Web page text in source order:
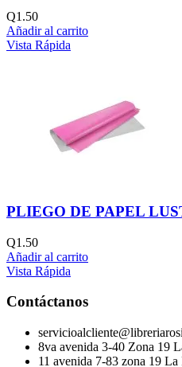
Q1.50
Añadir al carrito
Vista Rápida
PLIEGO DE PAPEL
Q1.50
Añadir al carrito
Vista Rápida
Contáctanos
8va avenida 3-40 Zona 19
11 avenida 7-83 zona 19 La